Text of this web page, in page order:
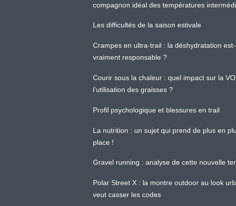
compagnon idéal des températures
Les difficultés de la saison estivale
Crampes en ultra-trail : la déshydratation
vraiment responsable ?
Courir sous la chaleur : quel impact sur la
l’utilisation des graisses ?
Profil psychologique et blessures en trail
La nutrition : un sujet qui prend de plus en
place !
Gravel running : analyse de cette nouvelle
Polar Street X : la montre outdoor au look
veut casser les codes